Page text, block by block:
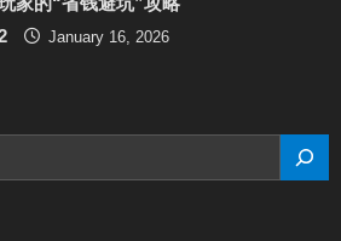
January 16, 2026